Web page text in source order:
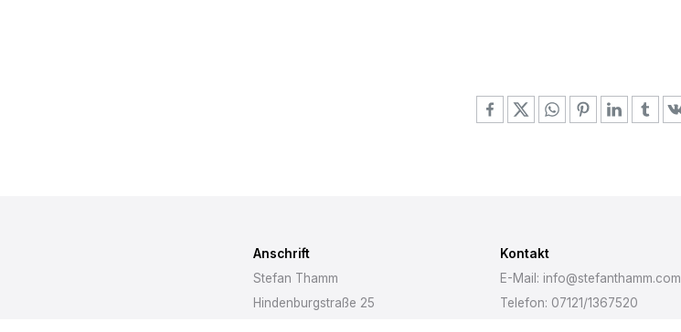
Anschrift
Stefan Thamm
Hindenburgstraße 25
Kontakt
E-Mail: info@stefanthamm.com
Telefon: 07121/1367520